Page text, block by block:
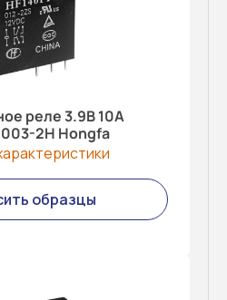
реле 3.9В 10A
2H Hongfa
образцы